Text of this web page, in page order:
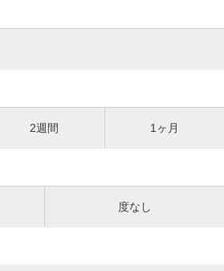
2週間 1ヶ月
度なし